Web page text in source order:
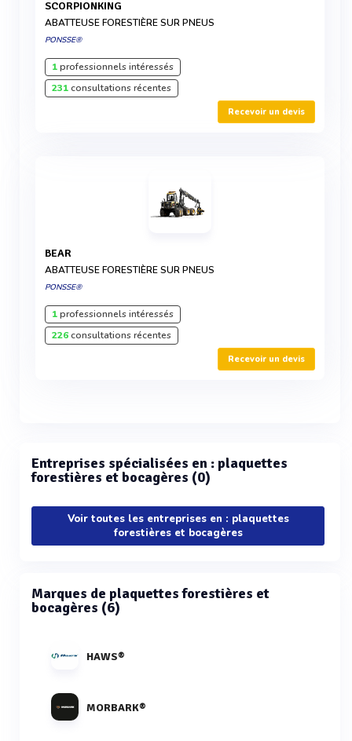
SCORPIONKING
ABATTEUSE FORESTIÈRE SUR PNEUS
PONSSE®
1professionnels intéressés
231consultations récentes
Recevoir un devis
BEAR
ABATTEUSE FORESTIÈRE SUR PNEUS
PONSSE®
1professionnels intéressés
226consultations récentes
Recevoir un devis
Entreprises spécialisées en : plaquettes
forestières et bocagères (0)
Voir toutes les entreprises en : plaquettes
forestières et bocagères
Marques de plaquettes forestières et
bocagères (6)
HAWS®
MORBARK®